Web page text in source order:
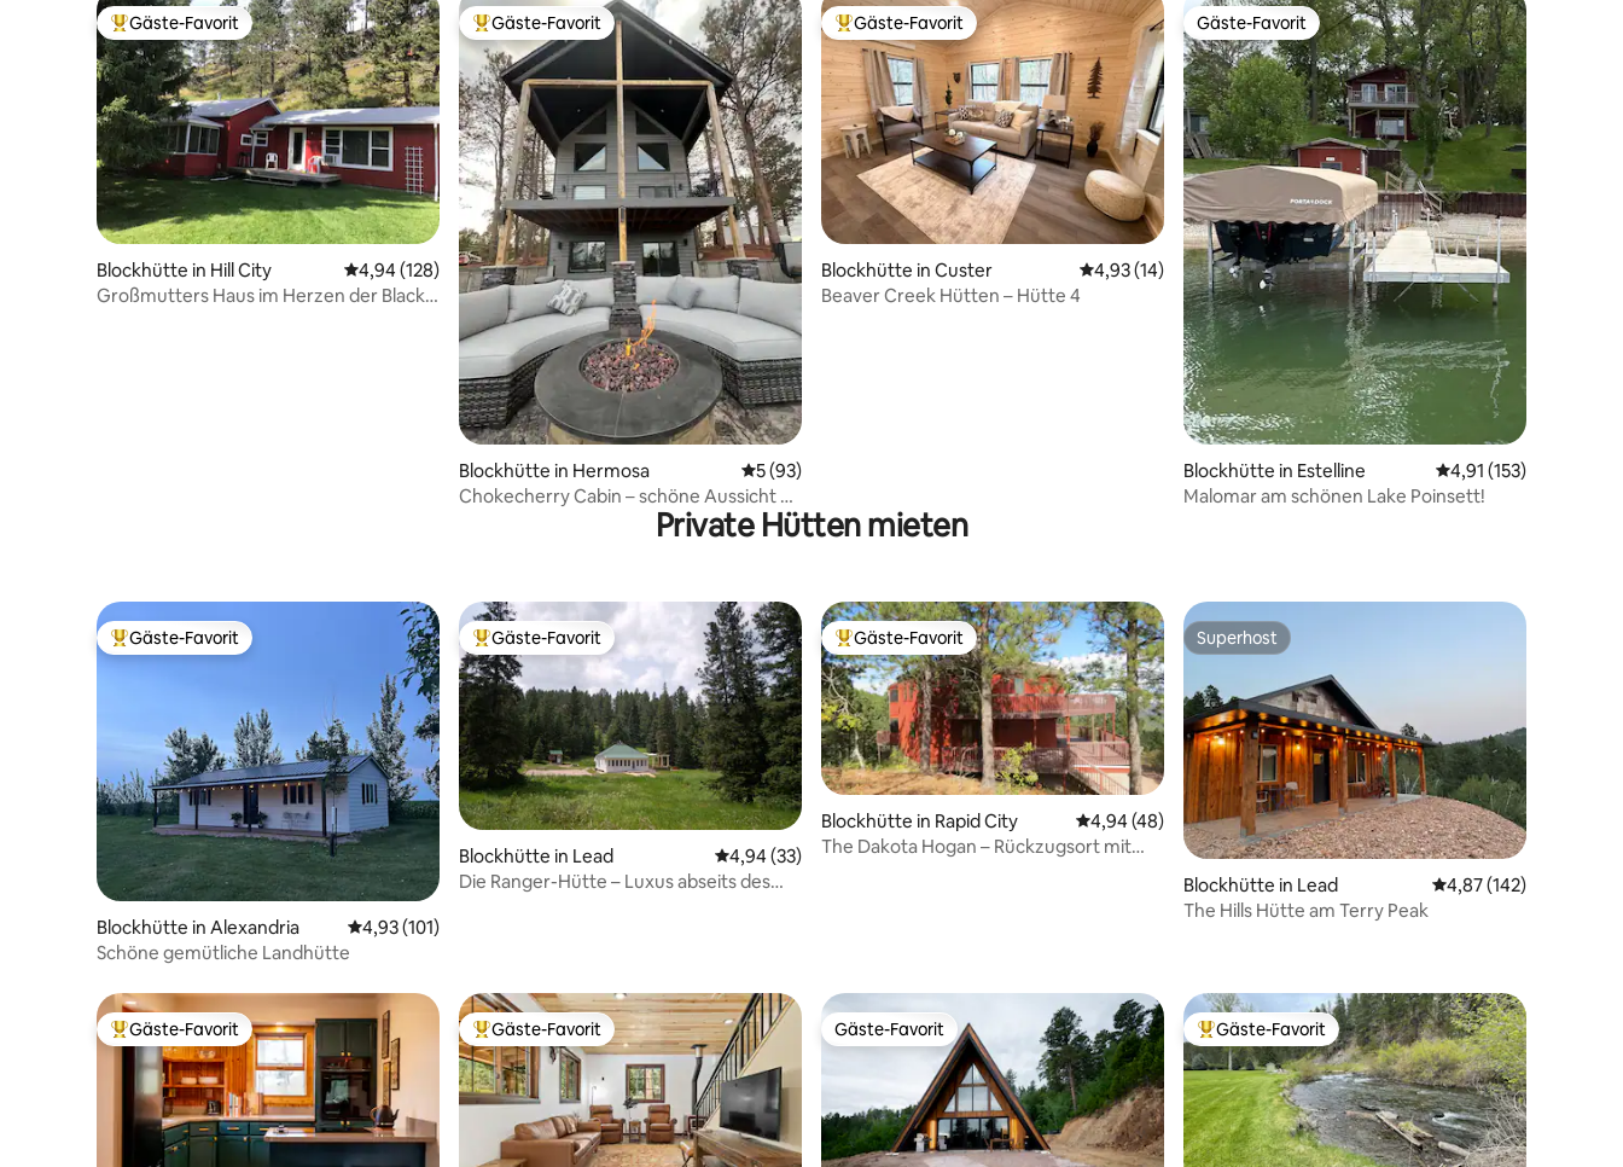
Beliebter Gäste-Favorit.
Gäste-Favorit
Blockhütte in Hill City Durchschnittliche Bewertung: 4,94 von 5, 128 Bewertungen
4,94 (128)
Großmutters Haus im Herzen der Black
Beliebter Gäste-Favorit.
Gäste-Favorit
Blockhütte in Hermosa Durchschnittliche Bewertung: 5 von 5, 93 Bewertungen
5 (93)
Chokecherry Cabin – schöne Aussicht &
Beliebter Gäste-Favorit.
Gäste-Favorit
Blockhütte in Custer Durchschnittliche Bewertung: 4,93 von 5, 14 Bewertungen
4,93 (14)
Beaver Creek Hütten – Hütte 4
Gäste-Favorit
Gäste-Favorit
Blockhütte in Estelline Durchschnittliche
4,91 (153)
Malomar am schönen Lake Poinsett!
Private Hütten mieten
Beliebter Gäste-Favorit.
Gäste-Favorit
Blockhütte in Alexandria Durchschnittliche Bewertung: 4,93 von 5, 101 Bewertungen
4,93 (101)
Schöne gemütliche Landhütte
Beliebter Gäste-Favorit.
Gäste-Favorit
Blockhütte in Lead Durchschnittliche Bewertung: 4,94 von 5, 33 Bewertungen
4,94 (33)
Die Ranger-Hütte – Luxus abseits des
Beliebter Gäste-Favorit.
Gäste-Favorit
Blockhütte in Rapid City Durchschnittliche Bewertung: 4,94 von 5, 48 Bewertungen
4,94 (48)
The Dakota Hogan – Rückzugsort mit
Superhost
Superhost
Blockhütte in Lead Durchschnittliche
4,87 (142)
The Hills Hütte am Terry Peak
Beliebter Gäste-Favorit.
Gäste-Favorit Beliebter Gäste-Favorit.
Gäste-Favorit Gäste-Favorit
Gäste-Favorit Beliebter Gäste-Favorit.
Gäste-Favorit